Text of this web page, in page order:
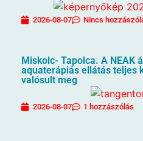
2026-08-07 Nincs
Miskolc- Tapolca. A NEAK
aquaterápiás ellátás teljes
valósult meg
2026-08-07 1 hozzászólás